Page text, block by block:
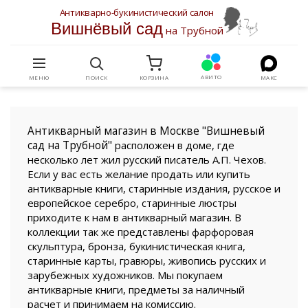
Антикварно-букинистический салон
Вишнёвый садна Трубной
МЕНЮ ПОИСК КОРЗИНА АВИТО МАКС
Антикварный магазин в Москве "Вишневый
сад на Трубной" расположен в доме, где
несколько лет жил русский писатель А.П. Чехов.
Если у вас есть желание продать или купить
антикварные книги, старинные издания, русское и
европейское серебро, старинные люстры
приходите к нам в антикварный магазин. В
коллекции так же представлены фарфоровая
скульптура, бронза, букинистическая книга,
старинные карты, гравюры, живопись русских и
зарубежных художников. Мы покупаем
антикварные книги, предметы за наличный
расчет и принимаем на комиссию.